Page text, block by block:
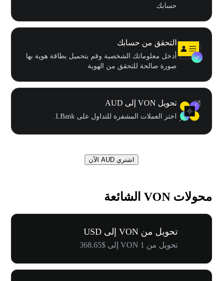
حسابك
التحقق من حسابك
أدخل معلوماتك الشخصية وقم بتحميل بطاقة هوية بها
صورة صالحة للتحقق من الهوية
تحويل VON إلى AUD
اختر العملات المشفرة للتداول على LBank.
اشتري AUD الآن
محولات VON الشائعة
تحويل من VON إلى USD
تحويل من 1 VON إلى $368.65